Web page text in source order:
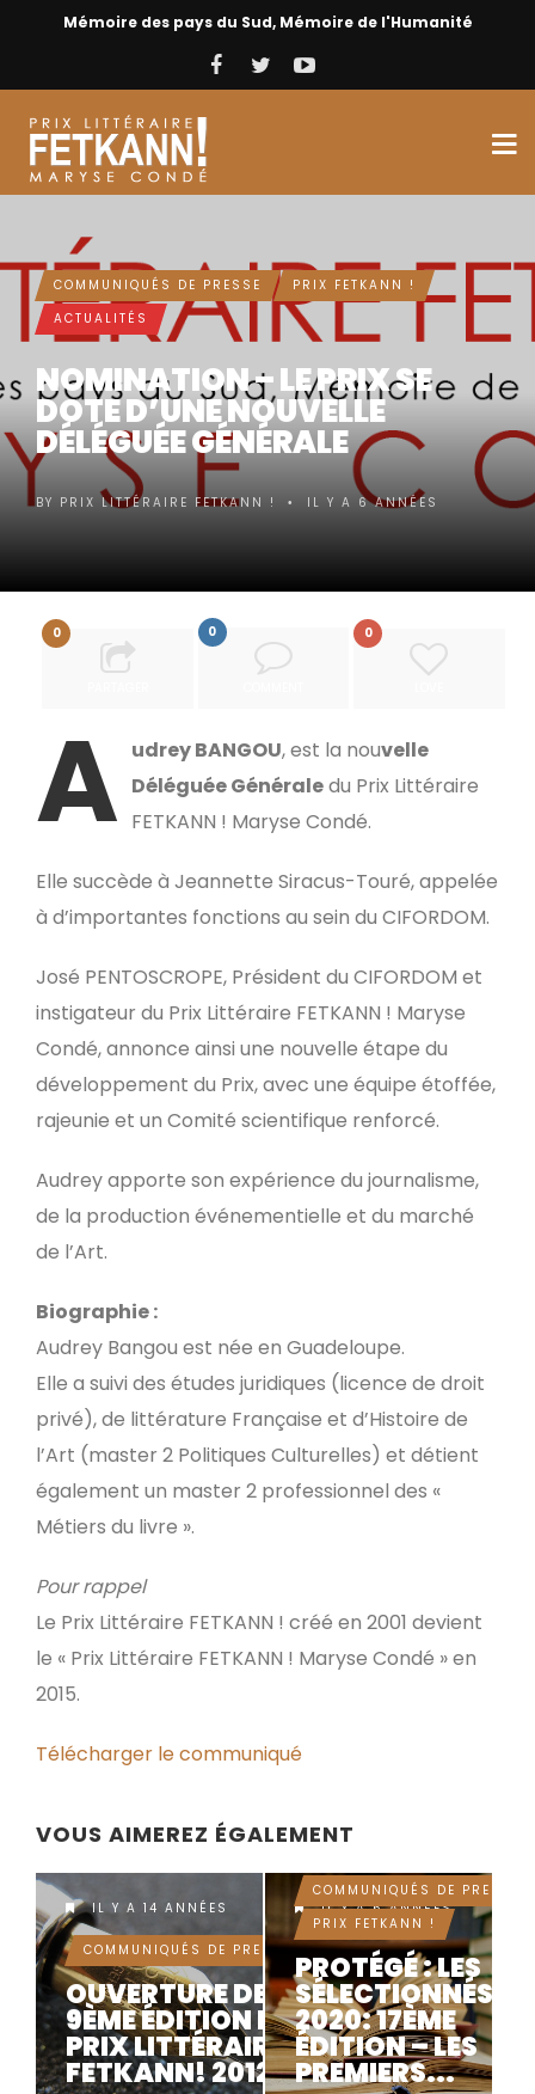
Mémoire des pays du Sud, Mémoire de l'Humanité
COMMUNIQUÉS DE PRESSE
PRIX FETKANN !
ACTUALITÉS
NOMINATION – LE PRIX SE
DOTE D’UNE NOUVELLE
DÉLÉGUÉE GÉNÉRALE
BY PRIX LITTÉRAIRE FETKANN ! • IL Y A 6 ANNÉES
0 0 0
A udrey BANGOU, est la nouvelle
Déléguée Généraledu Prix Littéraire
FETKANN ! Maryse Condé.
Elle succède à Jeannette Siracus-Touré, appelée
à d’importantes fonctions au sein du CIFORDOM.
José PENTOSCROPE, Président du CIFORDOM et
instigateur du Prix Littéraire FETKANN ! Maryse
Condé, annonce ainsi une nouvelle étape du
développement du Prix, avec une équipe étoffée,
rajeunie et un Comité scientifique renforcé.
Audrey apporte son expérience du journalisme,
de la production événementielle et du marché
de l’Art.
Biographie :
Audrey Bangou est née en Guadeloupe.
Elle a suivi des études juridiques (licence de droit
privé), de littérature Française et d’Histoire de
l’Art (master 2 Politiques Culturelles) et détient
également un master 2 professionnel des «
Métiers du livre ».
Pour rappel
Le Prix Littéraire FETKANN ! créé en 2001 devient
le « Prix Littéraire FETKANN ! Maryse Condé » en
2015.
Télécharger le communiqué
VOUS AIMEREZ ÉGALEMENT
IL Y A 14 ANNÉES
COMMUNIQUÉS DE PRESSE
OUVERTURE DE LA
9ÈME ÉDITION DU
PRIX LITTÉRAIRE
FETKANN! 2012
IL Y A 6 ANNÉES
COMMUNIQUÉS DE PRESSE
PRIX FETKANN !
PROTÉGÉ : LES
SÉLECTIONNÉS
2020: 17ÈME
ÉDITION – LES
PREMIERS...